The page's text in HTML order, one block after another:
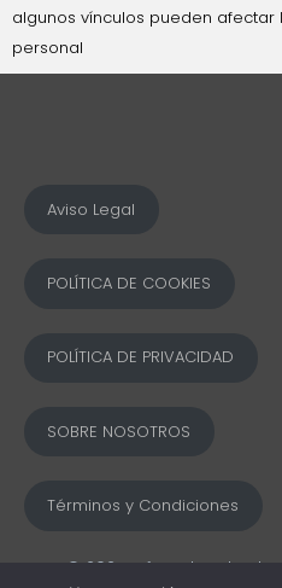
algunos vínculos pueden
personal
Aviso Legal
POLÍTICA DE COOKIES
POLÍTICA DE PRIVACIDAD
SOBRE NOSOTROS
Términos y Condiciones
© 2025 Ofword Todos